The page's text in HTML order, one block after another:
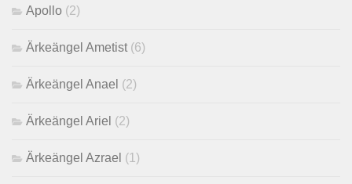
Apollo (2)
Ärkeängel Ametist (6)
Ärkeängel Anael (2)
Ärkeängel Ariel (2)
Ärkeängel Azrael (1)